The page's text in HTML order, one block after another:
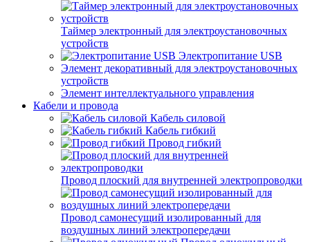
Таймер электронный для электроустановочных
устройств
Электропитание USB
Элемент декоративный для электроустановочных
устройств
Элемент интеллектуального управления
Кабели и провода
Кабель силовой
Кабель гибкий
Провод гибкий
Провод плоский для внутренней электропроводки
Провод самонесущий изолированный для
воздушных линий электропередачи